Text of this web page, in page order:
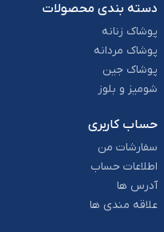
دسته بندی محصولات
پوشاک زنانه
پوشاک مردانه
پوشاک جین
شومیز و بلوز
حساب کاربری
سفارشات من
اطلاعات حساب
آدرس ها
علاقه مندی ها